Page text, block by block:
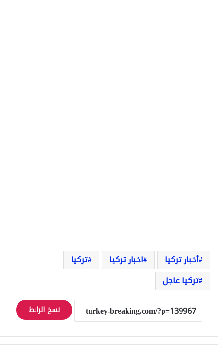
أخبار تركيا اخبار تركيا
تركيا
تركيا عاجل
نسخ الرابط